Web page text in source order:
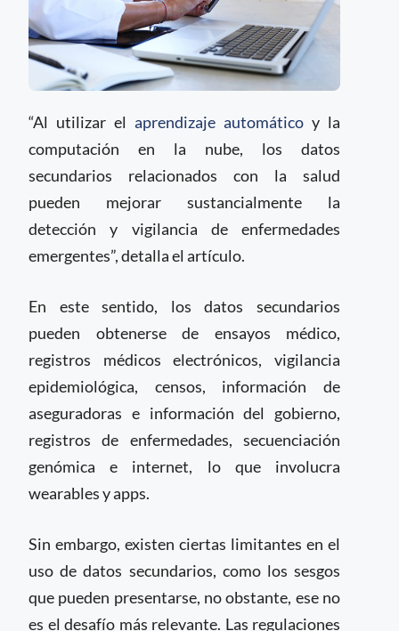
“Al utilizar el aprendizaje automático y la
computación en la nube, los datos
secundarios relacionados con la salud
pueden mejorar sustancialmente la
detección y vigilancia de enfermedades
emergentes”, detalla el artículo.
En este sentido, los datos secundarios
pueden obtenerse de ensayos médico,
registros médicos electrónicos, vigilancia
epidemiológica, censos, información de
aseguradoras e información del gobierno,
registros de enfermedades, secuenciación
genómica e internet, lo que involucra
wearables y apps.
Sin embargo, existen ciertas limitantes en el
uso de datos secundarios, como los sesgos
que pueden presentarse, no obstante, ese no
es el desafío más relevante. Las regulaciones